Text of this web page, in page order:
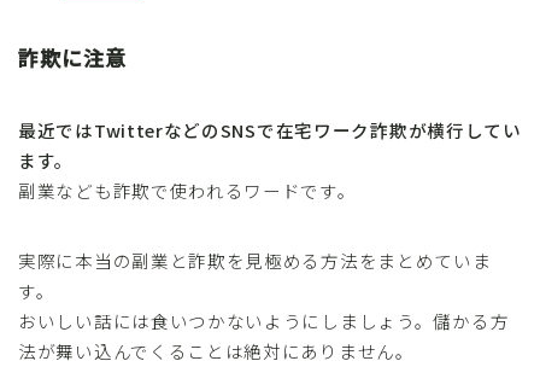
詐欺に注意
最近ではTwitterなどのSNSで在宅ワーク詐欺が横行してい
ます。
副業なども詐欺で使われるワードです。
実際に本当の副業と詐欺を見極める方法をまとめていま
す。
おいしい話には食いつかないようにしましょう。儲かる方
法が舞い込んでくることは絶対にありません。